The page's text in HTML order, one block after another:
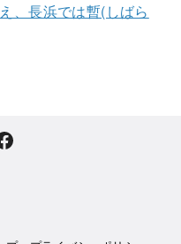
、長浜では暫(しばら